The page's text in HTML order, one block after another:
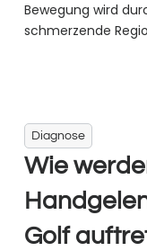
Bewegung wird
schmerzende
Diagnose
Wie
Golf